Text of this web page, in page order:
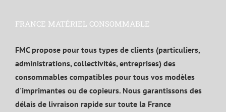
FRANCE MATÉRIEL CONSOMMABLE
FMC propose pour tous types de clients (particuliers,
administrations, collectivités, entreprises) des
consommables compatibles pour tous vos modèles
d'imprimantes ou de copieurs. Nous garantissons des
délais de livraison rapide sur toute la France